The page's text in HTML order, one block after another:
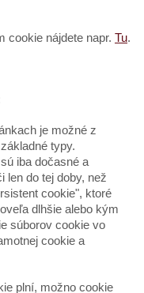
cookie nájdete napr. Tu.
je možné z
typy.
iba dočasné a
len do tej doby, než
cookie", ktoré
dlhšie alebo kým
súborov cookie vo
cookie a
plní, možno cookie